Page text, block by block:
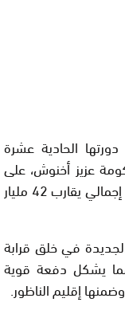
الحادية عشرة
عزيز أخنوش، على
حزمة مشاريع استثمارية واعدة بغلاف مالي إجمالي يقارب 42 مليار
في خلق قرابة
مما يشكل دفعة قوية
إقليم الناظور.